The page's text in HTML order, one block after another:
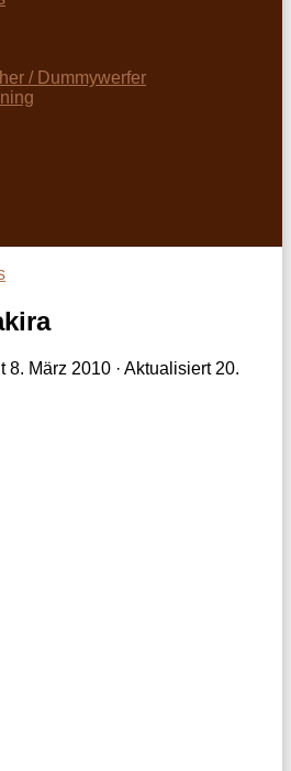
/ Dummywerfer
8. März 2010 · Aktualisiert 20.